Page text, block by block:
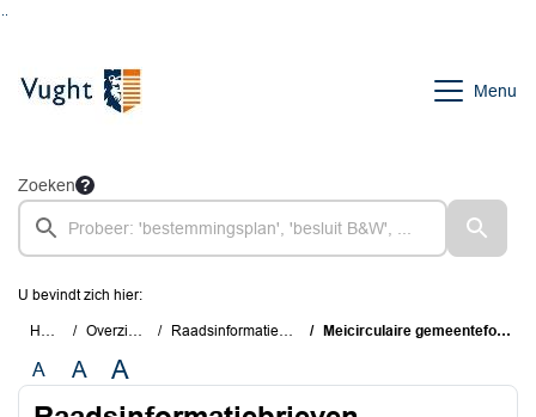
Menu
Zoeken
U bevindt zich hier:
Home Overzichten Raadsinformatiebrieven Meicirculaire gemeentefonds 2026
A A A